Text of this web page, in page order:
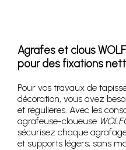
Agrafes et clous
pour des fixations
Pour vos travaux de
décoration, vous avez
et régulières. Avec les
agrafeuse-cloueuse
sécurisez chaque
et supports légers, sans